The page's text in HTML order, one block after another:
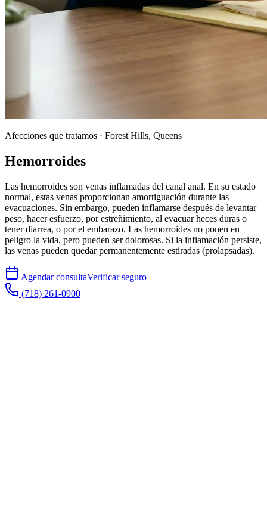
Afecciones que tratamos · Forest Hills, Queens
Hemorroides
Las hemorroides son venas inflamadas del canal anal. En su estado
normal, estas venas proporcionan amortiguación durante las
evacuaciones. Sin embargo, pueden inflamarse después de levantar
peso, hacer esfuerzo, por estreñimiento, al evacuar heces duras o
tener diarrea, o por el embarazo. Las hemorroides no ponen en
peligro la vida, pero pueden ser dolorosas. Si la inflamación persiste,
las venas pueden quedar permanentemente estiradas (prolapsadas).
Agendar consultaVerificar seguro
(718) 261-0900